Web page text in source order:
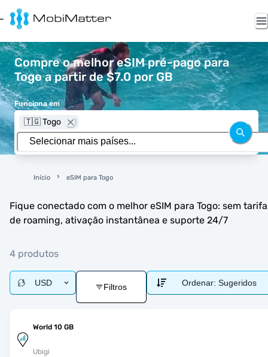
Compre o melhor eSIM pré-pago para
Togo a partir de $7.0 por GB
Funciona em
🇹🇬 Togo
Início eSIM para Togo
Fique conectado com o melhor eSIM para Togo: sem
de roaming, ativação instantânea e suporte 24/7
4 produtos
USD Filtros Ordenar: Sugeridos
World 10 GB
Ubigi